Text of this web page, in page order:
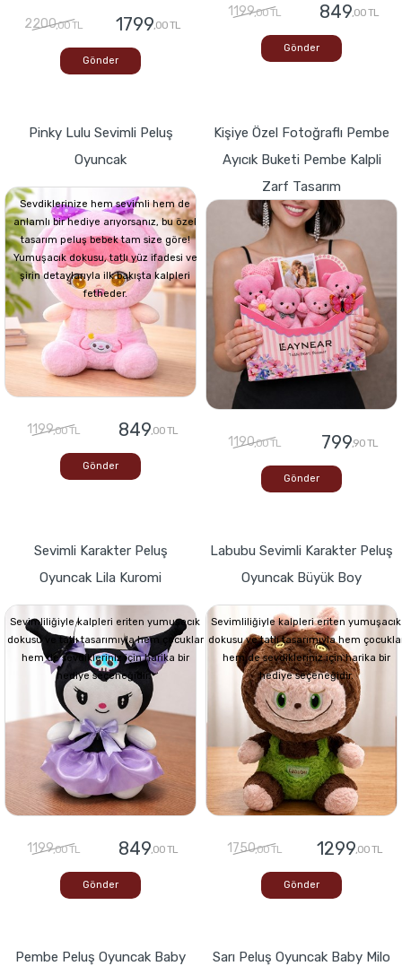
2200,00 TL 1799,00 TL
Gönder
1199,00 TL 849,00 TL
Gönder
Pinky Lulu Sevimli Peluş
Oyuncak
Sevdiklerinize hem sevimli hem de
anlamlı bir hediye arıyorsanız, bu özel
tasarım peluş bebek tam size göre!
Yumuşacık dokusu, tatlı yüz ifadesi ve
şirin detaylarıyla ilk bakışta kalpleri
fetheder.
1199,00 TL 849,00 TL
Gönder
Kişiye Özel Fotoğraflı Pembe
Ayıcık Buketi Pembe Kalpli
Zarf Tasarım
1190,00 TL 799,90 TL
Gönder
Sevimli Karakter Peluş
Oyuncak Lila Kuromi
Sevimliliğiyle kalpleri eriten yumuşacık
dokusu ve tatlı tasarımıyla hem çocuklar
hem de sevdikleriniz için harika bir
hediye seçeneğidir.
1199,00 TL 849,00 TL
Gönder
Labubu Sevimli Karakter Peluş
Oyuncak Büyük Boy
Sevimliliğiyle kalpleri eriten yumuşacık
dokusu ve tatlı tasarımıyla hem
hem de sevdikleriniz için harika bir
hediye seçeneğidir.
1750,00 TL 1299,00 TL
Gönder
Pembe Peluş Oyuncak Baby
Sarı Peluş Oyuncak Baby Milo